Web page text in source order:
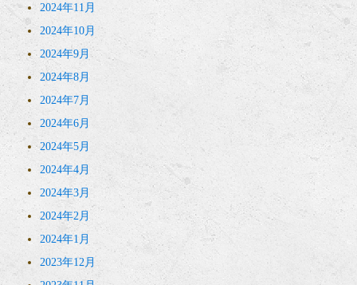
2024年11月
2024年10月
2024年9月
2024年8月
2024年7月
2024年6月
2024年5月
2024年4月
2024年3月
2024年2月
2024年1月
2023年12月